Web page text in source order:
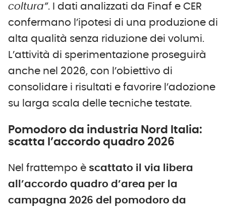
coltura”. I dati analizzati da Finaf e CER
confermano l’ipotesi di una produzione di
alta qualità senza riduzione dei volumi.
L’attività di sperimentazione proseguirà
anche nel 2026, con l’obiettivo di
consolidare i risultati e favorire l’adozione
su larga scala delle tecniche testate.
Pomodoro da industria Nord Italia:
scatta l’accordo quadro 2026
Nel frattempo è scattato il via libera
all’accordo quadro d’area per la
campagna 2026 del pomodoro da